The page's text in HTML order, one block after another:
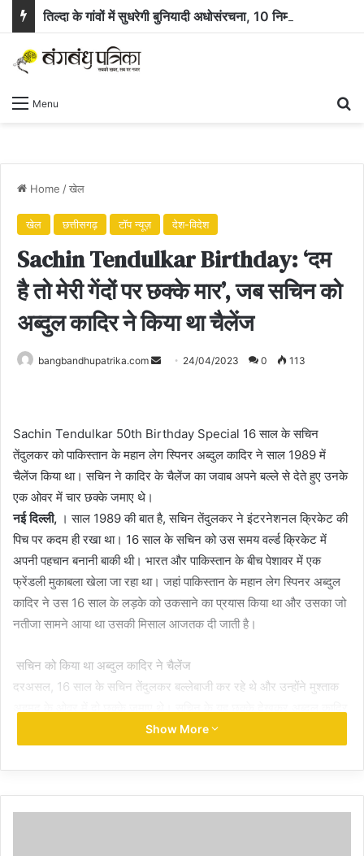
Menu
Home /खेल
खेल छत्तीसगढ़ टॉप न्यूज़ देश-विदेश
Sachin Tendulkar Birthday: ‘दम
है तो मेरी गेंदों पर छक्के मार’, जब सचिन को
अब्दुल कादिर ने किया था चैलेंज
bangbandhupatrika.com
Send 24/04/2023 0 113
Sachin Tendulkar 50th Birthday Special 16 साल के सचिन
तेंदुलकर को पाकिस्तान के महान लेग स्पिनर अब्दुल कादिर ने साल 1989 में
चैलेंज किया था। सचिन ने कादिर के चैलेंज का जवाब अपने बल्ले से देते हुए उनके
एक ओवर में चार छक्के जमाए थे।
नई दिल्ली, । साल 1989 की बात है, सचिन तेंदुलकर ने इंटरनेशनल क्रिकेट की
पिच पर कदम ही रखा था। 16 साल के सचिन को उस समय वर्ल्ड क्रिकेट में
अपनी पहचान बनानी बाकी थी। भारत और पाकिस्तान के बीच पेशावर में एक
फ्रेंडली मुकाबला खेला जा रहा था। जहां पाकिस्तान के महान लेग स्पिनर अब्दुल
कादिर ने उस 16 साल के लड़के को उकसाने का प्रयास किया था और उसका जो
नतीजा सामने आया था उसकी मिसाल आजतक दी जाती है।
सचिन को किया था अब्दुल कादिर ने चैलेंज
दरअसल, 16 साल के सचिन तेंदुलकर बल्लेबाजी कर रहे थे और उन्होंने मुश्ताक
आगबबूला हो गए थे और उन्होंने युवा भारतीय बल्लेबाज को चुनौती दे डाली थी।
कादिर ने सचिन से कहा था, “बच्चों को क्या छक्के मार रहा है, दम है तो मुझे सिक्स
मारकर दिखा।”
सचिन ने जड़ दिए थे ओवर में चार सिक्स
Show More